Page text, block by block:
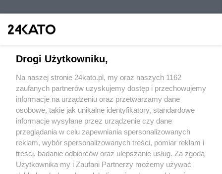
Wydawca mediów lokalnych
Nie zapomnij
zapoznać się z:
polityką prywatności regulamin korzystania z portali
Twojemiasto Skontakuj sięz nami
Drogi Użytkowniku,
Na naszej stronie 24kato.pl, my oraz naszych 1162
zaufanych partnerów uzyskujemy dostęp i przechowujemy
informacje na urządzeniu oraz przetwarzamy dane
osobowe, takie jak unikalne identyfikatory, standardowe
informacje wysyłane przez urządzenie czy dane
przeglądania w celu zapewniania spersonalizowanych
reklam, wybór spersonalizowanych treści, pomiar reklam i
treści, badanie odbiorców oraz ulepszanie usług. Za zgodą
Użytkownika my i Zaufani Partnerzy możemy używać